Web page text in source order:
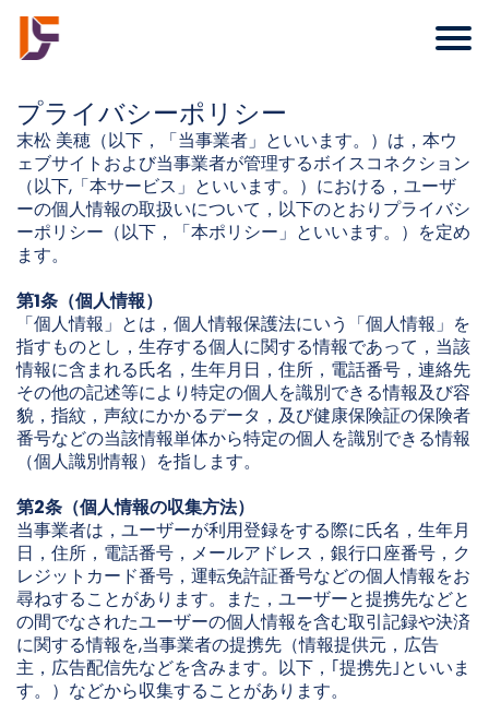
プライバシーポリシー
末松 美穂（以下，「当事業者」といいます。）は，本ウ
ェブサイトおよび当事業者が管理するボイスコネクション
（以下,「本サービス」といいます。）における，ユーザ
ーの個人情報の取扱いについて，以下のとおりプライバシ
ーポリシー（以下，「本ポリシー」といいます。）を定め
ます。
第1条（個人情報）
「個人情報」とは，個人情報保護法にいう「個人情報」を
指すものとし，生存する個人に関する情報であって，当該
情報に含まれる氏名，生年月日，住所，電話番号，連絡先
その他の記述等により特定の個人を識別できる情報及び容
貌，指紋，声紋にかかるデータ，及び健康保険証の保険者
番号などの当該情報単体から特定の個人を識別できる情報
（個人識別情報）を指します。
第2条（個人情報の収集方法）
当事業者は，ユーザーが利用登録をする際に氏名，生年月
日，住所，電話番号，メールアドレス，銀行口座番号，ク
レジットカード番号，運転免許証番号などの個人情報をお
尋ねすることがあります。また，ユーザーと提携先などと
の間でなされたユーザーの個人情報を含む取引記録や決済
に関する情報を,当事業者の提携先（情報提供元，広告
主，広告配信先などを含みます。以下，｢提携先｣といいま
す。）などから収集することがあります。